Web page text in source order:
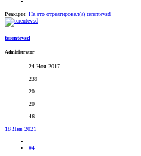
Реакции: На это отреагировал(а) terentevsd
terentevsd
Administrator
24 Ноя 2017
239
20
20
46
18 Янв 2021
#4